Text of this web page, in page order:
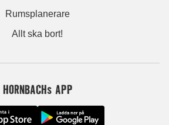
Rumsplanerare
Allt ska bort!
HORNBACHs APP